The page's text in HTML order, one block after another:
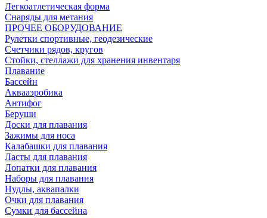
Легкоатлетическая форма
Снаряды для метания
ПРОЧЕЕ ОБОРУДОВАНИЕ
Рулетки спортивные, геодезические
Счетчики рядов, кругов
Стойки, стеллажи для хранения инвентаря
Плавание
Бассейн
Аквааэробика
Антифог
Беруши
Доски для плавания
Зажимы для носа
Калабашки для плавания
Ласты для плавания
Лопатки для плавания
Наборы для плавания
Нудлы, аквапалки
Очки для плавания
Сумки для бассейна